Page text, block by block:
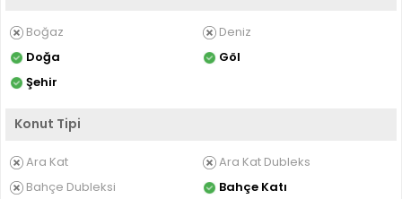
Boğaz
Deniz
Doğa
Göl
Şehir
Konut Tipi
Ara Kat
Ara Kat Dubleks
Bahçe Dubleksi
Bahçe Katı